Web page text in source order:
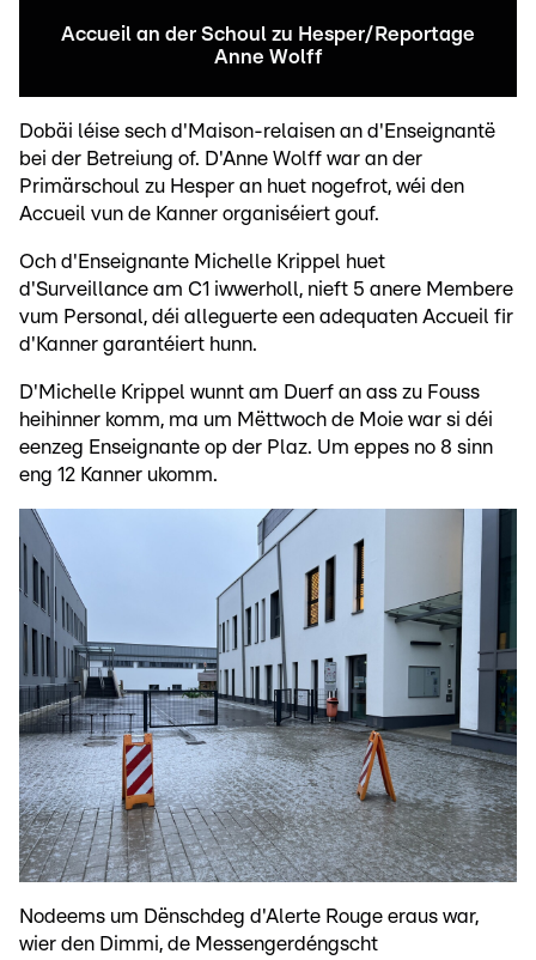
Accueil an der Schoul zu Hesper/Reportage
Anne Wolff
Dobäi léise sech d'Maison-relaisen an d'Enseignantë
bei der Betreiung of. D'Anne Wolff war an der
Primärschoul zu Hesper an huet nogefrot, wéi den
Accueil vun de Kanner organiséiert gouf.
Och d'Enseignante Michelle Krippel huet
d'Surveillance am C1 iwwerholl, nieft 5 anere Membere
vum Personal, déi alleguerte een adequaten Accueil fir
d'Kanner garantéiert hunn.
D'Michelle Krippel wunnt am Duerf an ass zu Fouss
heihinner komm, ma um Mëttwoch de Moie war si déi
eenzeg Enseignante op der Plaz. Um eppes no 8 sinn
eng 12 Kanner ukomm.
Nodeems um Dënschdeg d'Alerte Rouge eraus war,
wier den Dimmi, de Messengerdéngscht